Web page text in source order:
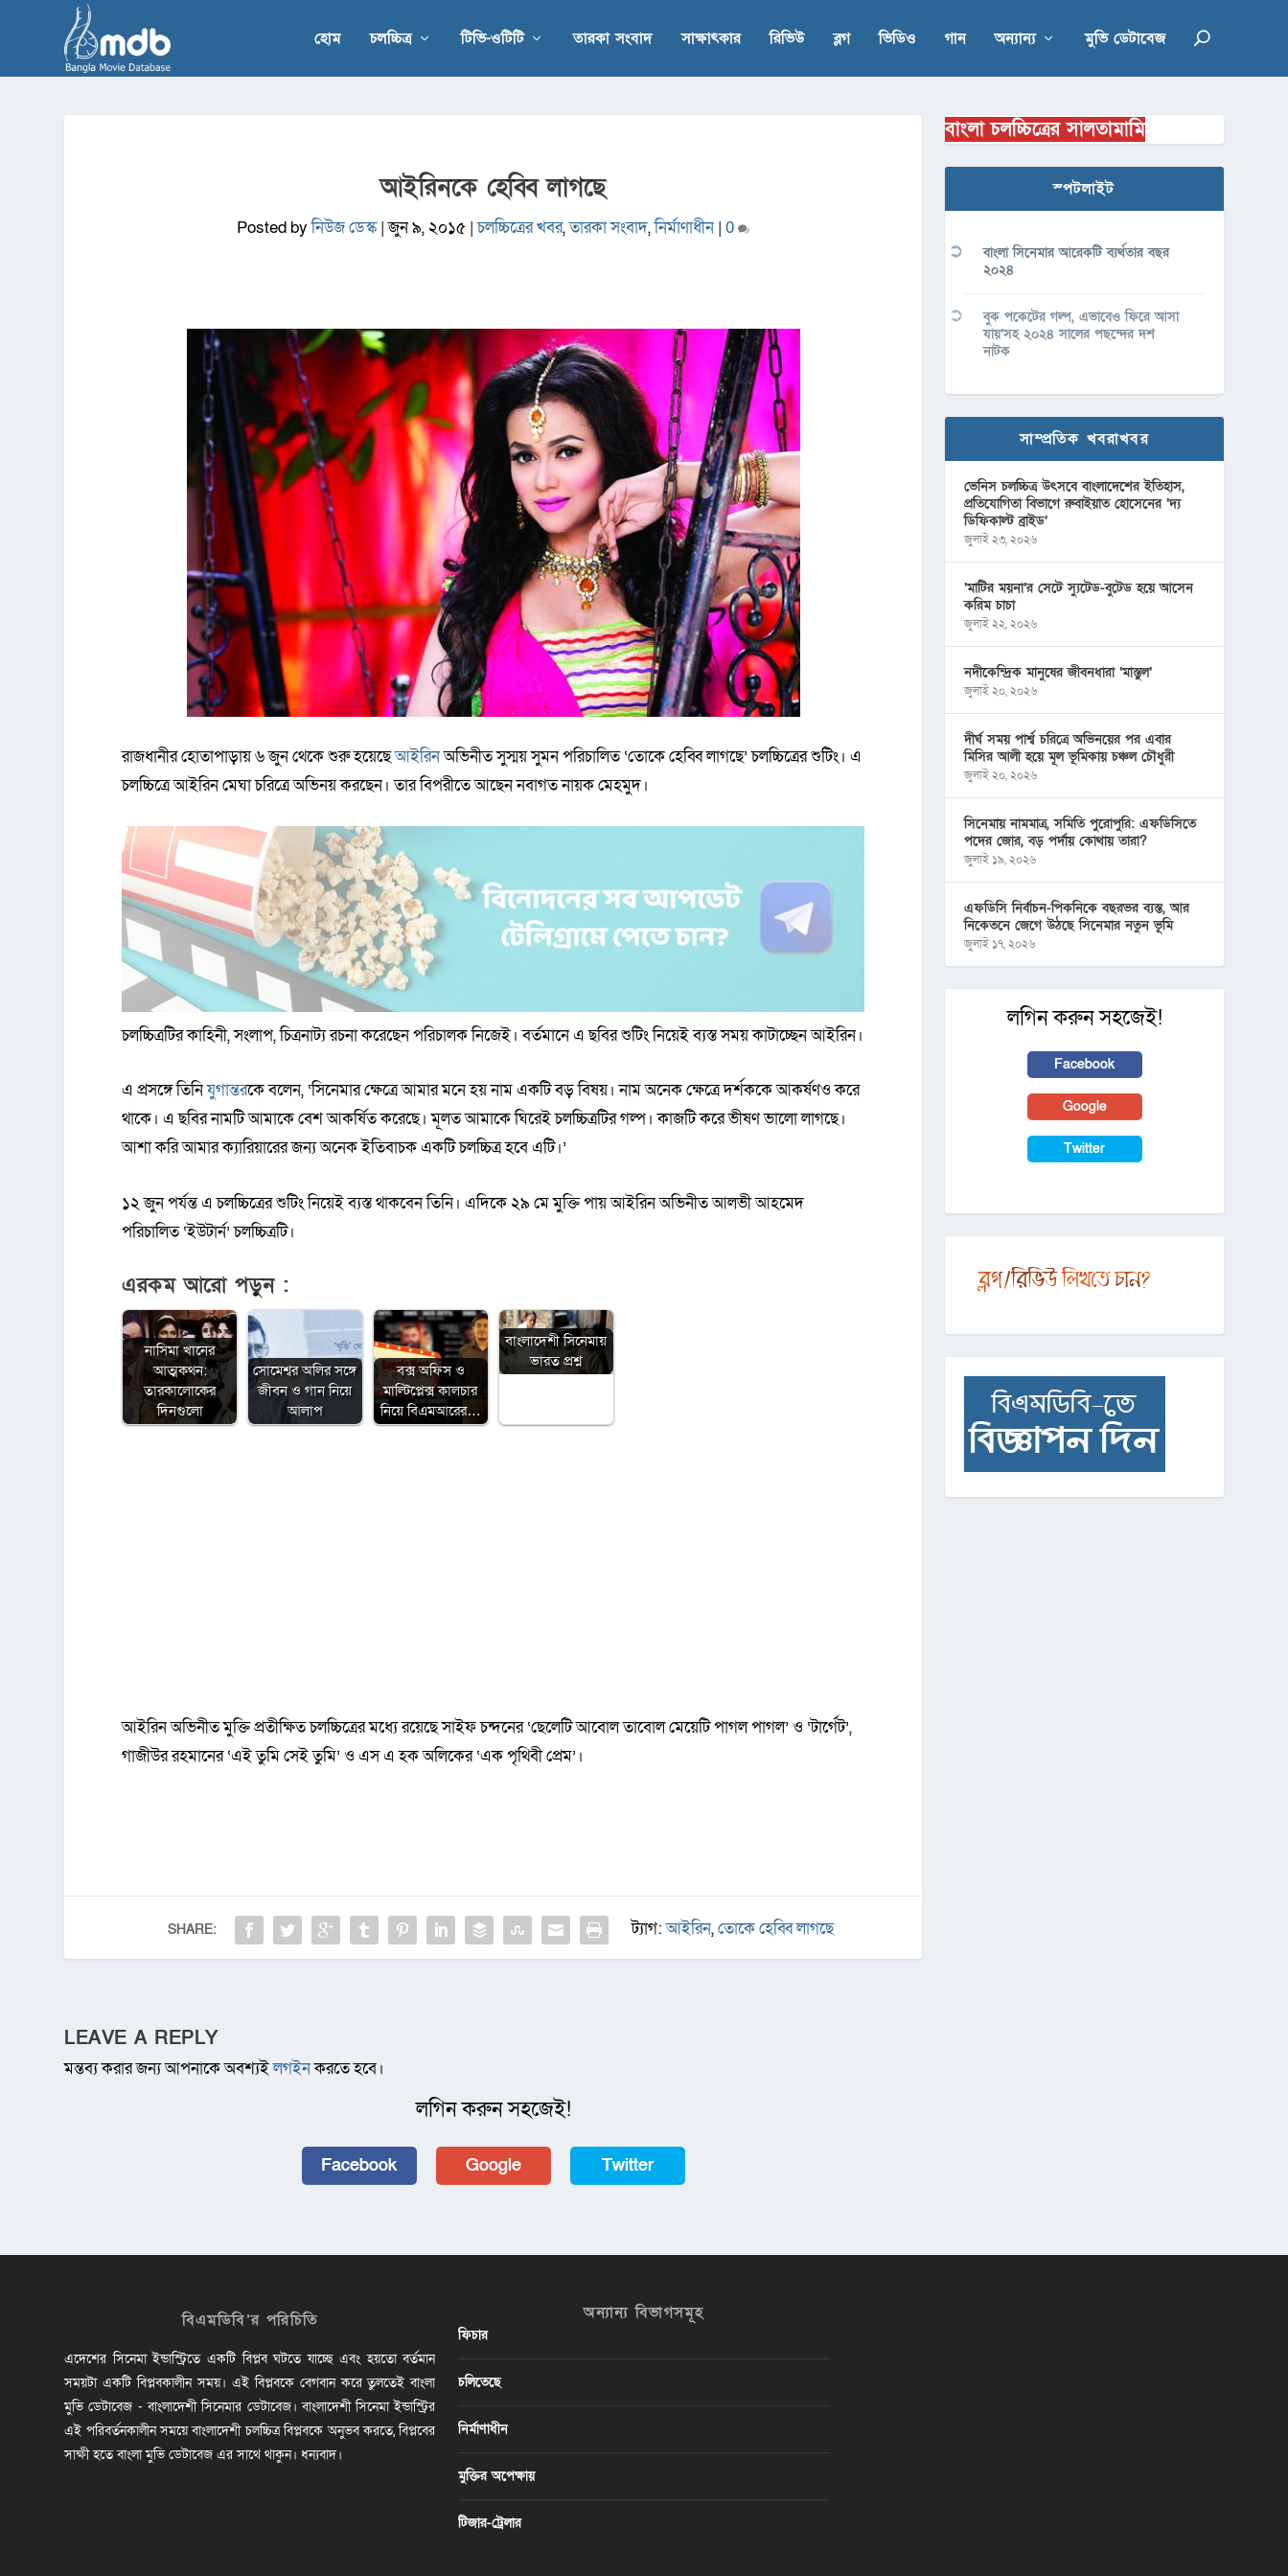
হোম চলচ্চিত্র টিভি-ওটিটি তারকা সংবাদ সাক্ষাৎকার রিভিউ ব্লগ ভিডিও গান অন্যান্য মুভি ডেটাবেজ
আইরিনকে হেব্বি লাগছে
Posted byনিউজ ডেস্ক|জুন ৯, ২০১৫ |চলচ্চিত্রের খবর,তারকা সংবাদ,নির্মাণাধীন|0
রাজধানীর হোতাপাড়ায় ৬ জুন থেকে শুরু হয়েছেআইরিনঅভিনীত সুস্ময় সুমন পরিচালিত ‘তোকে হেব্বি লাগছে’ চলচ্চিত্রের শুটিং। এ
চলচ্চিত্রে আইরিন মেঘা চরিত্রে অভিনয় করছেন। তার বিপরীতে আছেন নবাগত নায়ক মেহমুদ।
চলচ্চিত্রটির কাহিনী, সংলাপ, চিত্রনাট্য রচনা করেছেন পরিচালক নিজেই। বর্তমানে এ ছবির শুটিং নিয়েই ব্যস্ত সময় কাটাচ্ছেন আইরিন।
এ প্রসঙ্গে তিনিযুগান্তরকে বলেন, ‘সিনেমার ক্ষেত্রে আমার মনে হয় নাম একটি বড় বিষয়। নাম অনেক ক্ষেত্রে দর্শককে আকর্ষণও করে
থাকে। এ ছবির নামটি আমাকে বেশ আকর্ষিত করেছে। মূলত আমাকে ঘিরেই চলচ্চিত্রটির গল্প। কাজটি করে ভীষণ ভালো লাগছে।
আশা করি আমার ক্যারিয়ারের জন্য অনেক ইতিবাচক একটি চলচ্চিত্র হবে এটি।’
১২ জুন পর্যন্ত এ চলচ্চিত্রের শুটিং নিয়েই ব্যস্ত থাকবেন তিনি। এদিকে ২৯ মে মুক্তি পায় আইরিন অভিনীত আলভী আহমেদ
পরিচালিত ‘ইউটার্ন’ চলচ্চিত্রটি।
এরকম আরো পড়ুন :
নাসিমা খানের
আত্মকথন:
তারকালোকের
দিনগুলো
সোমেশ্বর অলির সঙ্গে
জীবন ও গান নিয়ে
আলাপ
বক্স অফিস ও
মাল্টিপ্লেক্স কালচার
নিয়ে বিএমআরের…
বাংলাদেশী সিনেমায়
ভারত প্রশ্ন
আইরিন অভিনীত মুক্তি প্রতীক্ষিত চলচ্চিত্রের মধ্যে রয়েছে সাইফ চন্দনের ‘ছেলেটি আবোল তাবোল মেয়েটি পাগল পাগল’ ও ‘টার্গেট’,
গাজীউর রহমানের ‘এই তুমি সেই তুমি’ ও এস এ হক অলিকের ‘এক পৃথিবী প্রেম’।
SHARE: ট্যাগ:আইরিন,তোকে হেব্বি লাগছে
LEAVE A REPLY
মন্তব্য করার জন্য আপনাকে অবশ্যইলগইনকরতে হবে।
লগিন করুন সহজেই!
Facebook Google Twitter
বাংলা চলচ্চিত্রের সালতামামি
স্পটলাইট
বাংলা সিনেমার আরেকটি ব্যর্থতার বছর
২০২৪
বুক পকেটের গল্প, এভাবেও ফিরে আসা
যায়’সহ ২০২৪ সালের পছন্দের দশ
নাটক
সাম্প্রতিক খবরাখবর
ভেনিস চলচ্চিত্র উৎসবে বাংলাদেশের ইতিহাস,
প্রতিযোগিতা বিভাগে রুবাইয়াত হোসেনের ‘দ্য
ডিফিকাল্ট ব্রাইড’
জুলাই ২৩, ২০২৬
‘মাটির ময়না’র সেটে স্যুটেড-বুটেড হয়ে আসেন
করিম চাচা
জুলাই ২২, ২০২৬
নদীকেন্দ্রিক মানুষের জীবনধারা ‘মাস্তুল’
জুলাই ২০, ২০২৬
দীর্ঘ সময় পার্শ্ব চরিত্রে অভিনয়ের পর এবার
মিসির আলী হয়ে মূল ভূমিকায় চঞ্চল চৌধুরী
জুলাই ২০, ২০২৬
সিনেমায় নামমাত্র, সমিতি পুরোপুরি: এফডিসিতে
পদের জোর, বড় পর্দায় কোথায় তারা?
জুলাই ১৯, ২০২৬
এফডিসি নির্বাচন-পিকনিকে বছরভর ব্যস্ত, আর
নিকেতনে জেগে উঠছে সিনেমার নতুন ভূমি
জুলাই ১৭, ২০২৬
লগিন করুন সহজেই!
Facebook
Google
Twitter
বিএমডিবি’র পরিচিতি
এদেশের সিনেমা ইন্ডাস্ট্রিতে একটি বিপ্লব ঘটতে যাচ্ছে এবং হয়তো বর্তমান
সময়টা একটি বিপ্লবকালীন সময়। এই বিপ্লবকে বেগবান করে তুলতেই বাংলা
মুভি ডেটাবেজ - বাংলাদেশী সিনেমার ডেটাবেজ। বাংলাদেশী সিনেমা ইন্ডাস্ট্রির
এই পরিবর্তনকালীন সময়ে বাংলাদেশী চলচ্চিত্র বিপ্লবকে অনুভব করতে, বিপ্লবের
সাক্ষী হতে বাংলা মুভি ডেটাবেজ এর সাথে থাকুন। ধন্যবাদ।
অন্যান্য বিভাগসমূহ
ফিচার
চলিতেছে
নির্মাণাধীন
মুক্তির অপেক্ষায়
টিজার-ট্রেলার